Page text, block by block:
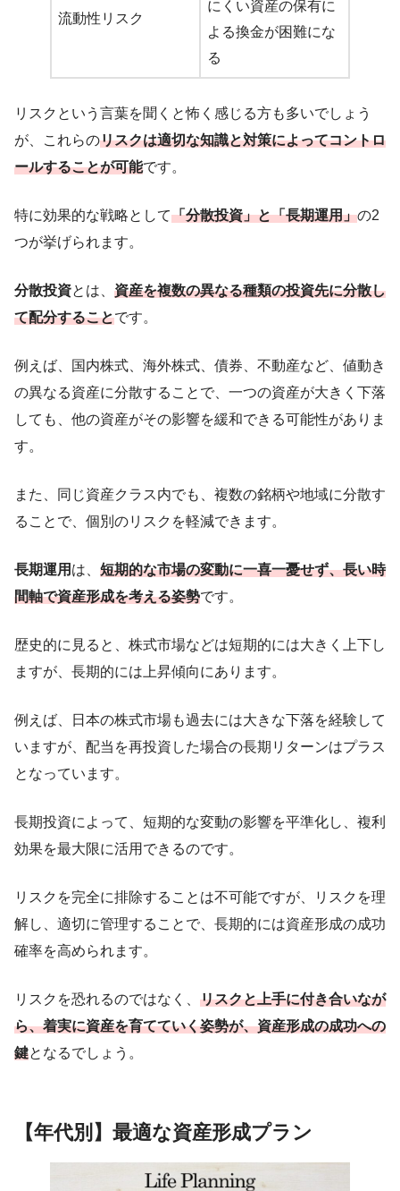
流動性リスク
にくい資産の保有に
よる換金が困難にな
る
リスクという言葉を聞くと怖く感じる方も多いでしょう
が、これらのリスクは適切な知識と対策によってコントロ
ールすることが可能です。
特に効果的な戦略として「分散投資」と「長期運用」の2
つが挙げられます。
分散投資とは、 資産を複数の異なる種類の投資先に分散し
て配分することです。
例えば、国内株式、海外株式、債券、不動産など、値動き
の異なる資産に分散することで、一つの資産が大きく下落
しても、他の資産がその影響を緩和できる可能性がありま
す。
また、同じ資産クラス内でも、複数の銘柄や地域に分散す
ることで、個別のリスクを軽減できます。
長期運用 は、 短期的な市場の変動に一喜一憂せず、長い時
間軸で資産形成を考える姿勢です。
歴史的に見ると、株式市場などは短期的には大きく上下し
ますが、長期的には上昇傾向にあります。
例えば、日本の株式市場も過去には大きな下落を経験して
いますが、配当を再投資した場合の長期リターンはプラス
となっています。
長期投資によって、短期的な変動の影響を平準化し、複利
効果を最大限に活用できるのです。
リスクを完全に排除することは不可能ですが、リスクを理
解し、適切に管理することで、長期的には資産形成の成功
確率を高められます。
リスクを恐れるのではなく、 リスクと上手に付き合いなが
ら、着実に資産を育てていく姿勢が、資産形成の成功への
鍵となるでしょう。
【年代別】最適な資産形成プラン